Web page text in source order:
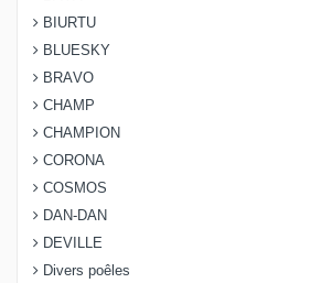
BIURTU
BLUESKY
BRAVO
CHAMP
CHAMPION
CORONA
COSMOS
DAN-DAN
DEVILLE
Divers poêles